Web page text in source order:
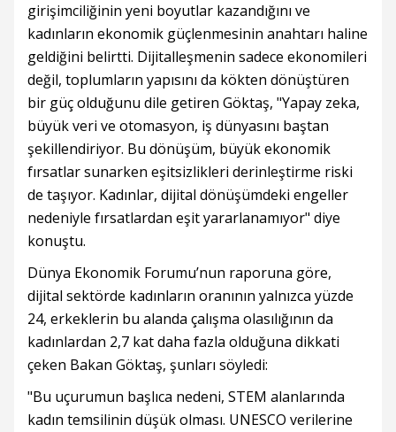
girişimciliğinin yeni boyutlar kazandığını ve
kadınların ekonomik güçlenmesinin anahtarı haline
geldiğini belirtti. Dijitalleşmenin sadece ekonomileri
değil, toplumların yapısını da kökten dönüştüren
bir güç olduğunu dile getiren Göktaş, "Yapay zeka,
büyük veri ve otomasyon, iş dünyasını baştan
şekillendiriyor. Bu dönüşüm, büyük ekonomik
fırsatlar sunarken eşitsizlikleri derinleştirme riski
de taşıyor. Kadınlar, dijital dönüşümdeki engeller
nedeniyle fırsatlardan eşit yararlanamıyor" diye
konuştu.
Dünya Ekonomik Forumu’nun raporuna göre,
dijital sektörde kadınların oranının yalnızca yüzde
24, erkeklerin bu alanda çalışma olasılığının da
kadınlardan 2,7 kat daha fazla olduğuna dikkati
çeken Bakan Göktaş, şunları söyledi:
"Bu uçurumun başlıca nedeni, STEM alanlarında
kadın temsilinin düşük olması. UNESCO verilerine